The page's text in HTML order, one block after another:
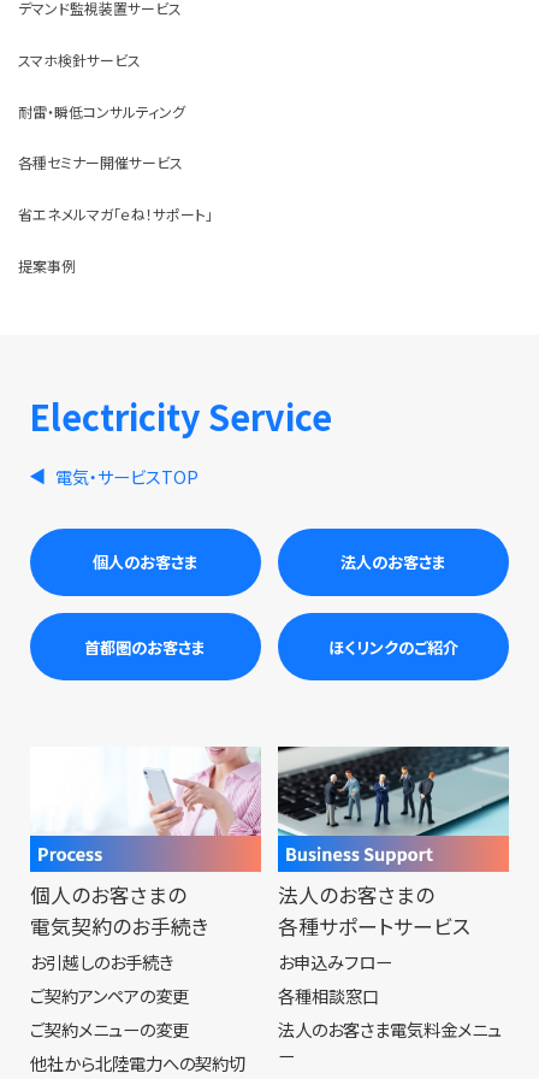
デマンド監視装置サービス
スマホ検針サービス
耐雷・瞬低コンサルティング
各種セミナー開催サービス
省エネメルマガ「ｅね！サポート」
提案事例
Electricity Service
電気・サービスTOP
個人のお客さま 法人のお客さま
首都圏のお客さま ほくリンクのご紹介
個人のお客さまの
電気契約のお手続き
お引越しのお手続き
ご契約アンペアの変更
ご契約メニューの変更
他社から北陸電力への契約切
法人のお客さまの
各種サポートサービス
お申込みフロー
各種相談窓口
法人のお客さま電気料金メニュ
ー